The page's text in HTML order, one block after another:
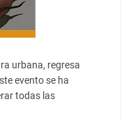
urbana, regresa
evento se ha
todas las